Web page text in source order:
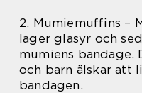
2. Mumiemuffins –
lager glasyr och
mumiens bandage.
och barn älskar att
bandagen.